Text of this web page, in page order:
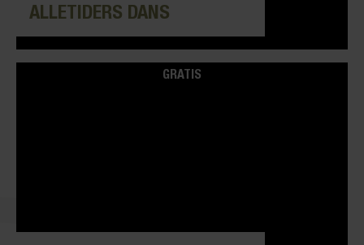
ALLETIDERS DANS
GRATIS